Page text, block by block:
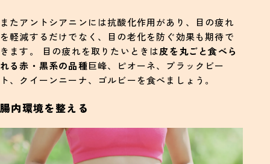
またアントシアニンには抗酸化作用があり、目の疲れ
を軽減するだけでなく、目の老化を防ぐ効果も期待で
きます。 目の疲れを取りたいときは皮を丸ごと食べら
れる赤・黒系の品種巨峰、ピオーネ、ブラックビー
ト、クイーンニーナ、ゴルビーを食べましょう。
腸内環境を整える